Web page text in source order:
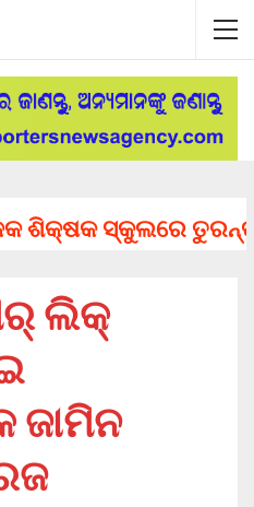
ସ୍କୁଲରେ ତୁରନ୍ତ
ଲିକ୍